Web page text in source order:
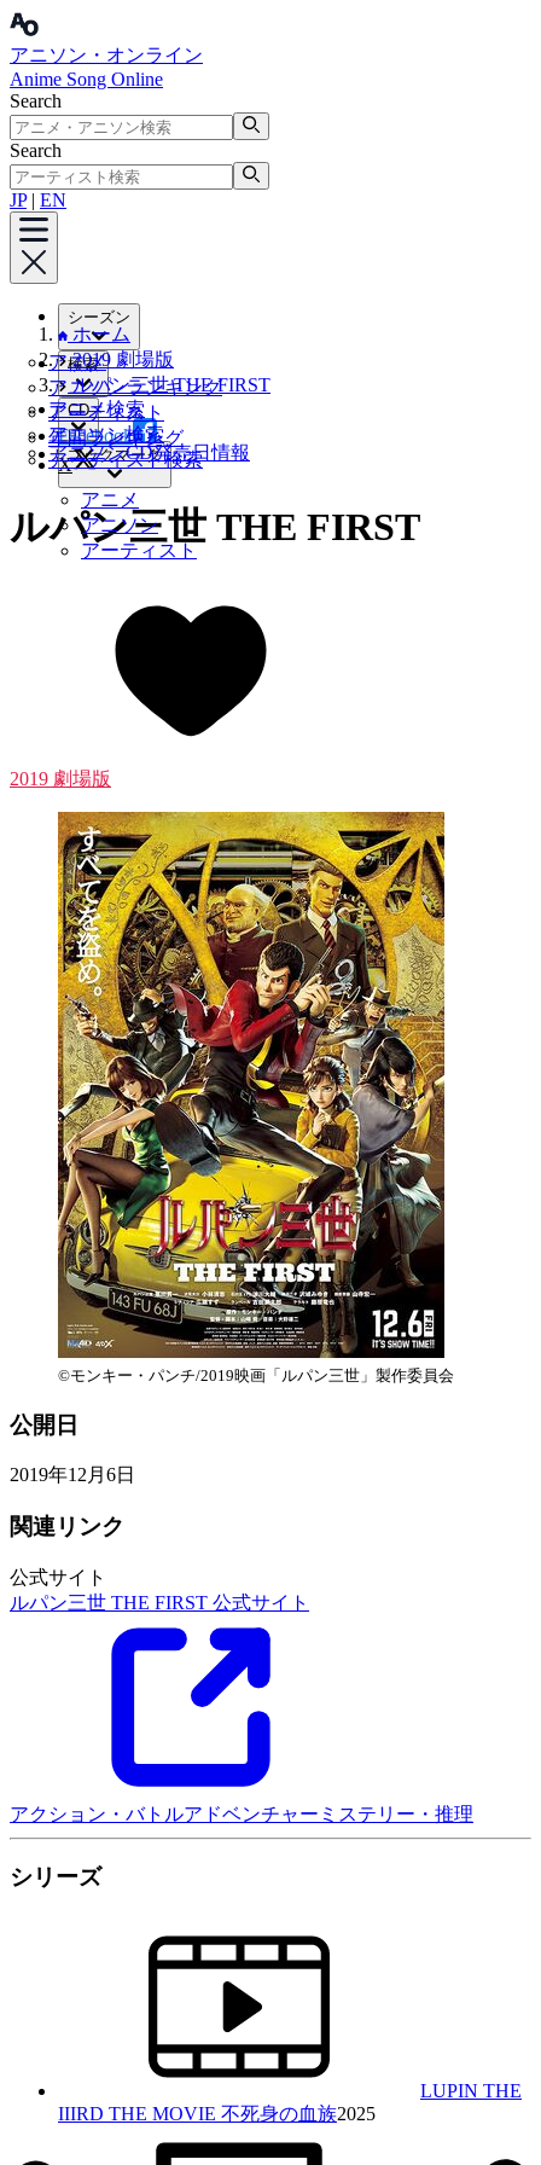
アニソン・オンライン
Anime Song Online
Search
Search
JP| EN
シーズン
アニメ
アニソンランキング
アーティスト
年間ランキング
検索
アニメ検索
アニソン検索
アーティスト検索
CD
アニソンCD発売日情報
ブックマーク
アニメ
アニソン
アーティスト
ホーム
2019 劇場版
ルパン三世 THE FIRST
Facebook
X
ルパン三世 THE FIRST
2019 劇場版
©モンキー・パンチ/2019映画「ルパン三世」製作委員会
公開日
2019年12月6日
関連リンク
公式サイト
ルパン三世 THE FIRST 公式サイト
アクション・バトルアドベンチャー ミステリー・推理
シリーズ
LUPIN THE
IIIRD THE MOVIE 不死身の血族2025